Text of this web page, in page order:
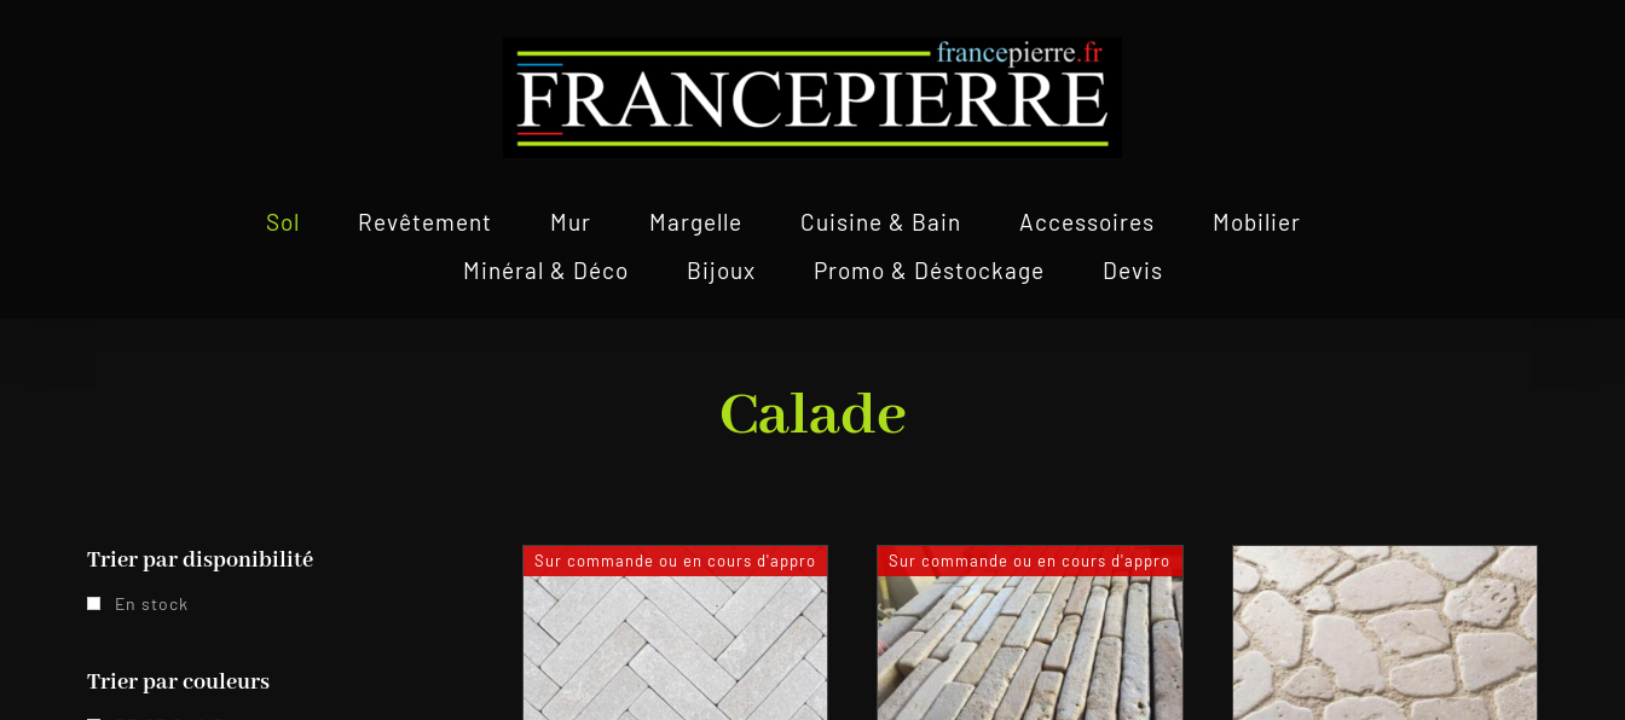
Sol Revêtement Mur Margelle Cuisine & Bain Accessoires
Mobilier
Minéral & Déco
Bijoux Promo & Déstockage Devis
Calade
Sur commande ou en cours d'appro Sur commande ou en cours d'appro
Trier par disponibilité
En stock
Trier par couleurs